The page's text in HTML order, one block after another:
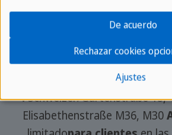
📍 Direcciones
Schweizer Platz U1, U2,
:Schweizer/Gartenstraße
Elisabethenstraße M36, M30
Ajustes
Rechazar cookies
De acuerdo